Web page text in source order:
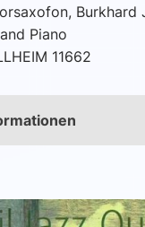
Burkhard
Piano
11662